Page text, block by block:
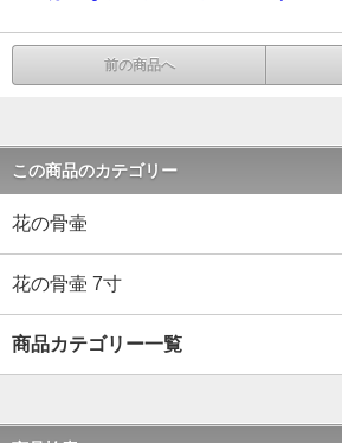
前の商品へ
この商品のカテゴリー
花の骨壷
花の骨壷 7寸
商品カテゴリー一覧